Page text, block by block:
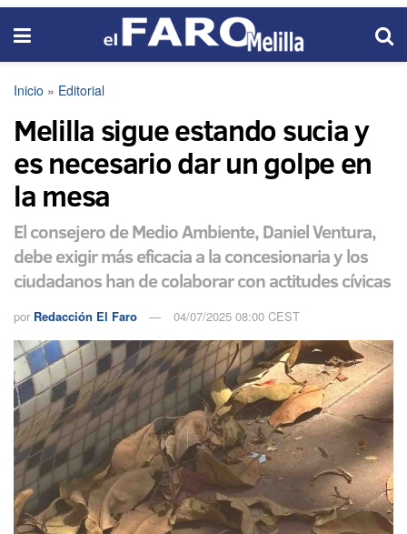
Inicio » Editorial
Melilla sigue estando sucia y
es necesario dar un golpe en
la mesa
El consejero de Medio Ambiente, Daniel Ventura,
debe exigir más eficacia a la concesionaria y los
ciudadanos han de colaborar con actitudes cívicas
por Redacción El Faro 04/07/2025 08:00 CEST